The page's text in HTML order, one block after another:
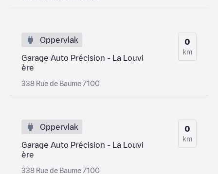
Oppervlak
Garage Auto Précision - La Louvi
ère
338 Rue de Baume 7100
0
km
Oppervlak
Garage Auto Précision - La Louvi
ère
338 Rue de Baume 7100
0
km